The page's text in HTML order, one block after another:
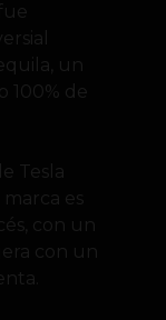
un
100% de
Tesla
es
con un
con un